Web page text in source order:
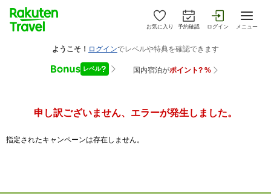
お気に入り 予約確認 ログイン メニュー
申し訳ございません、エラーが発生しました。
指定されたキャンペーンは存在しません。